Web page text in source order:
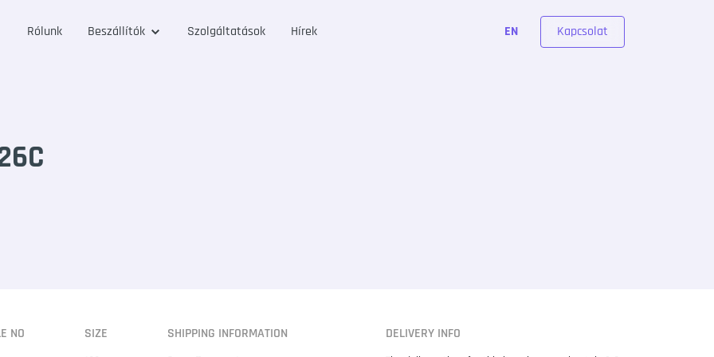
Rólunk Beszállítók Szolgáltatások Hírek EN Kapcsolat
NO SIZE SHIPPING INFORMATION DELIVERY INFO